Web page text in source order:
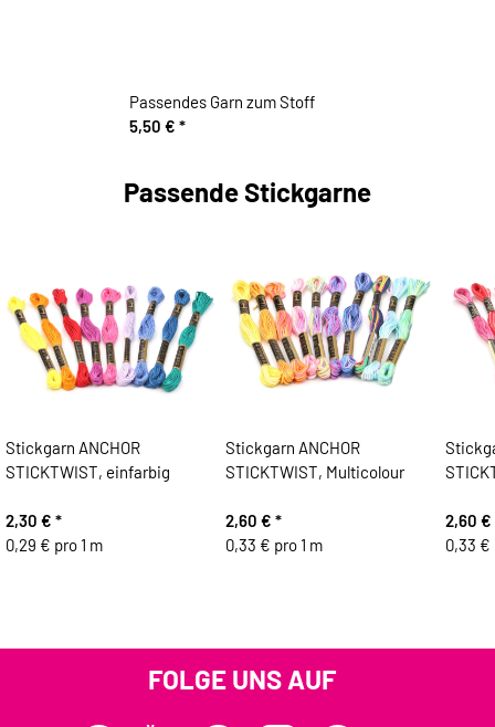
Passendes Garn zum Stoff
5,50 € *
Passende Stickgarne
Stickgarn ANCHOR
STICKTWIST, einfarbig
2,30 € *
0,29 € pro 1 m
Stickgarn ANCHOR
STICKTWIST, Multicolour
2,60 € *
0,33 € pro 1 m
2,60 €
0,33 €
FOLGE UNS AUF